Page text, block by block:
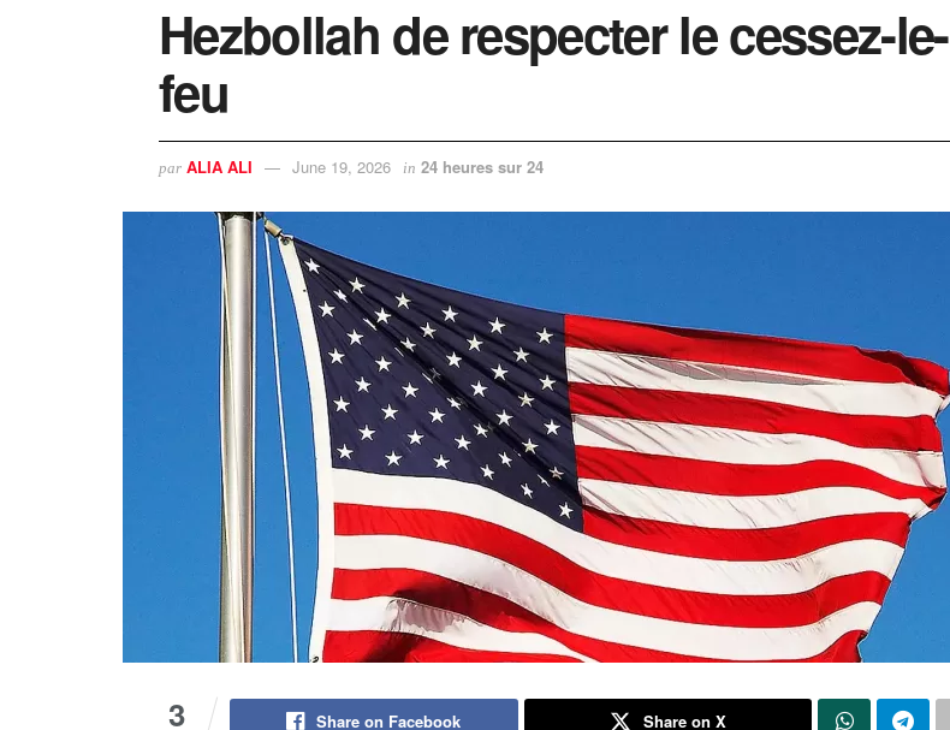
Hezbollah de respecter le cessez-le-
feu
par ALIA ALI June 19, 2026 in 24 heures sur 24
3 Share on Facebook Share on X